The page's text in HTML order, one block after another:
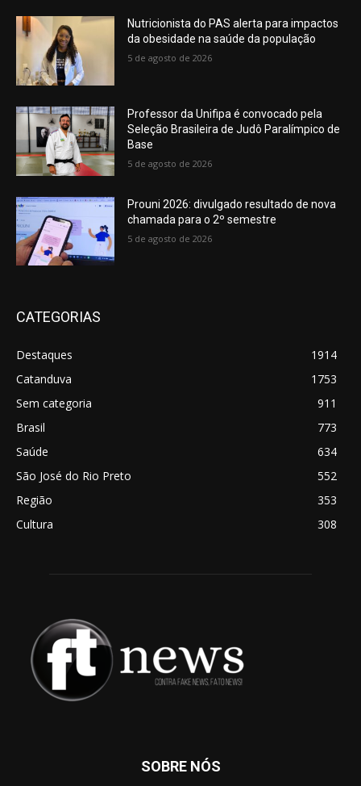
Nutricionista do PAS alerta para impactos
da obesidade na saúde da população
5 de agosto de 2026
Professor da Unifipa é convocado pela
Seleção Brasileira de Judô Paralímpico de
Base
5 de agosto de 2026
Prouni 2026: divulgado resultado de nova
chamada para o 2º semestre
5 de agosto de 2026
CATEGORIAS
Destaques
1914
Catanduva
1753
Sem categoria
911
Brasil
773
Saúde
634
São José do Rio Preto
552
Região
353
Cultura
308
SOBRE NÓS